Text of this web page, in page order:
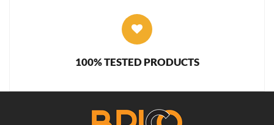
100% TESTED PRODUCTS